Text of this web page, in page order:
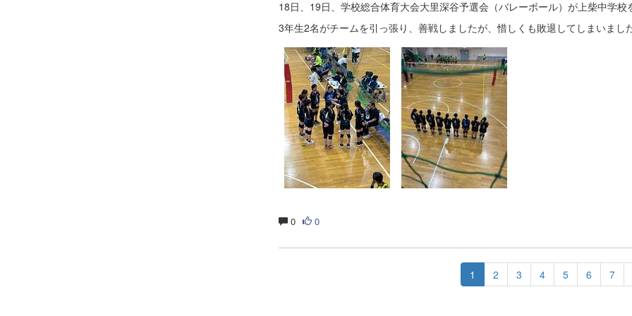
18日、19日、学校総合体育大会大里深谷予選会（バレーボール）が上柴中学
3年生2名がチームを引っ張り、善戦しましたが、惜しくも敗退してしまいまし
0 0
1 2 3 4 5 6 7